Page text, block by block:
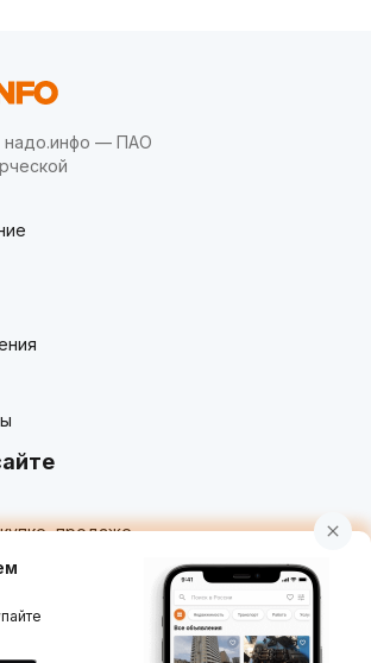
надо.инфо — ПАО
продаже,
лиц и организаций
в том числе и размещение